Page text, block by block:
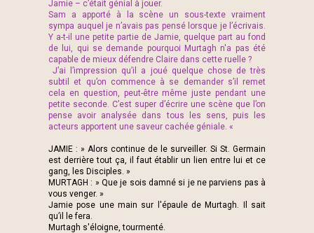
Jamie – c’était génial à jouer.
Sam a apporté à la scène un sous-texte vraiment
sympa auquel je n’avais pas pensé lorsque je l’écrivais.
Y a-t-il une petite partie de Jamie, quelque part au fond
de lui, qui se demande pourquoi Murtagh n'a pas été
capable de mieux défendre Claire dans cette ruelle ?
J’ai l’impression qu’il a joué quelque chose de très
subtil et qu’on commence à se demander s’il remet
cela en question, peut-être même juste pendant une
petite seconde. C’est super d’écrire une scène que l’on
pense avoir analysée dans tous les sens, puis les
acteurs apportent une saveur cachée géniale. «
JAMIE : » Alors continue de le surveiller. Si St. Germain
est derrière tout ça, il faut établir un lien entre lui et ce
gang, les Disciples. »
MURTAGH : » Que je sois damné si je ne parviens pas à
vous venger. »
Jamie pose une main sur l'épaule de Murtagh. Il sait
qu’il le fera.
Murtagh s'éloigne, tourmenté.